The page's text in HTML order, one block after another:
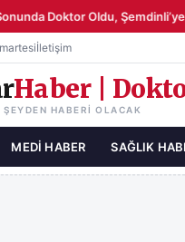
Doktor Oldu, Şemdinli’ye
İletişim
Haber |
HABERI OLACAK
MEDI HABER SAĞLIK